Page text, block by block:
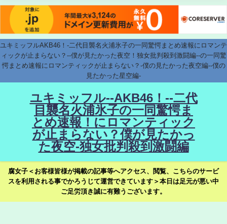
ユキミッフルAKB46！-二代目襲名火浦氷子の一同驚愕まとめ速報にロマンテ
ィックが止まらない？--僕が見たかった夜空！独女批判殺到激闘編--の一同驚
愕まとめ速報にロマンティックが止まらない？-僕の見たかった夜空編--僕の
見たかった星空編-
ユキミッフル--AKB46！--二代
目襲名火浦氷子の一同驚愕ま
とめ速報！にロマンティック
が止まらない？僕が見たかっ
た夜空-独女批判殺到激闘編
腐女子＜お客様皆様が掲載の記事等へアクセス、閲覧、こちらのサービ
スを利用される事でかろうじて運営できています＞本日は足元が悪い中
ご足労頂き誠に有難うございます。